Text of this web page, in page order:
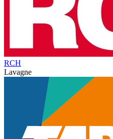
RCH
Lavagne